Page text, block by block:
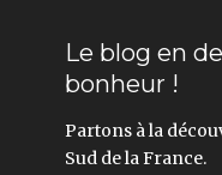
Le blog en
bonheur !
Partons à la
Sud de la France.